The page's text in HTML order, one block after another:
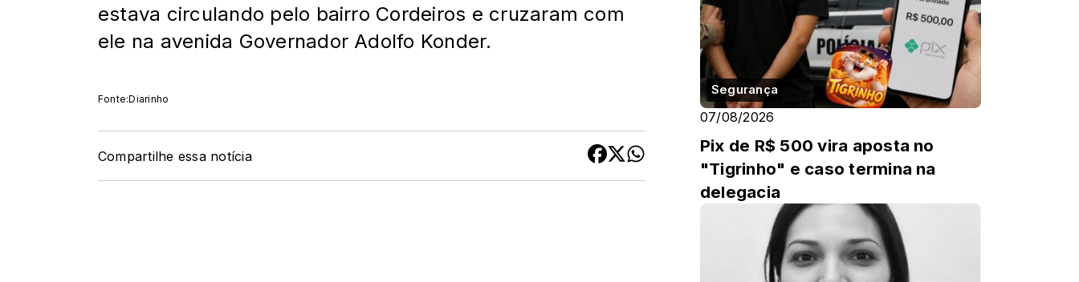
estava circulando pelo bairro Cordeiros e cruzaram com
ele na avenida Governador Adolfo Konder.
Fonte:Diarinho
Compartilhe essa notícia
Segurança
07/08/2026
Pix de R$ 500 vira aposta no
"Tigrinho" e caso termina na
delegacia